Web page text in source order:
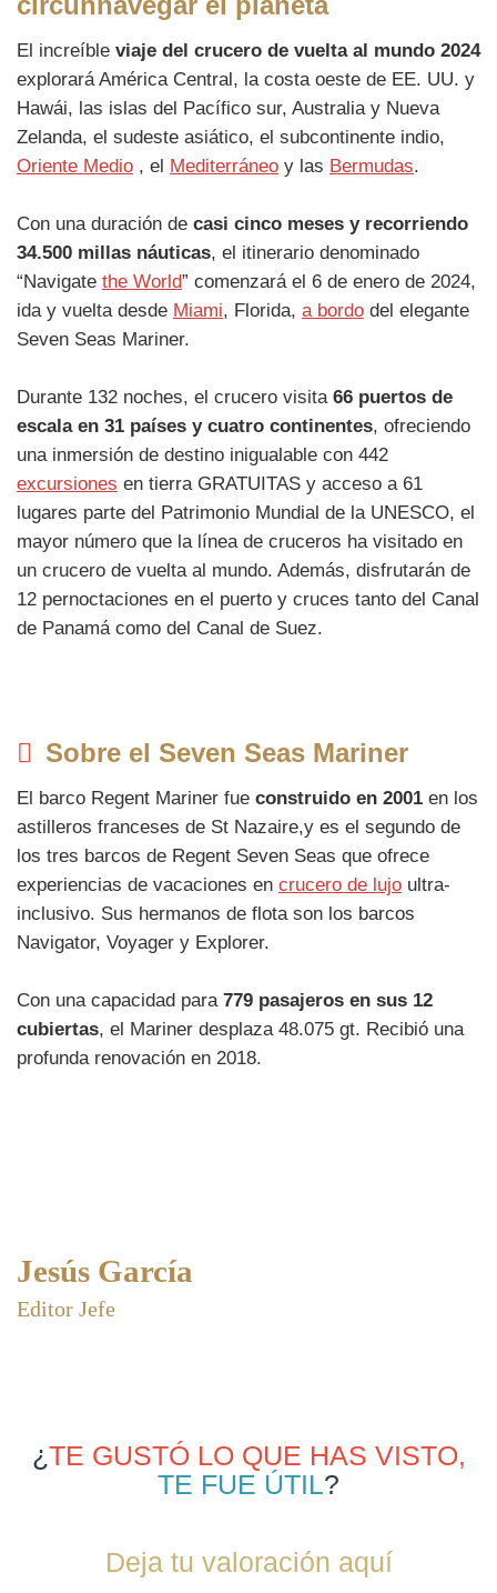
El increíble viaje del crucero de vuelta al mundo 2024
explorará América Central, la costa oeste de EE. UU. y
Hawái, las islas del Pacífico sur, Australia y Nueva
Zelanda, el sudeste asiático, el subcontinente indio,
Oriente Medio , el Mediterráneo y las Bermudas.
Con una duración de casi cinco meses y recorriendo
34.500 millas náuticas, el itinerario denominado
“Navigate the World” comenzará el 6 de enero de 2024,
ida y vuelta desde Miami, Florida, a bordo del elegante
Seven Seas Mariner.
Durante 132 noches, el crucero visita66 puertos de
escala en 31 países y cuatro continentes, ofreciendo
una inmersión de destino inigualable con 442
excursiones en tierra GRATUITAS y acceso a 61
lugares parte del Patrimonio Mundial de la UNESCO, el
mayor número que la línea de cruceros ha visitado en
un crucero de vuelta al mundo. Además, disfrutarán de
12 pernoctaciones en el puerto y cruces tanto del Canal
de Panamá como del Canal de Suez.
Sobre el Seven Seas Mariner
El barco Regent Mariner fue construido en 2001 en los
astilleros franceses de St Nazaire,y es el segundo de
los tres barcos de Regent Seven Seas que ofrece
experiencias de vacaciones en crucero de lujo ultra-
inclusivo. Sus hermanos de flota son los barcos
Navigator, Voyager y Explorer.
Con una capacidad para 779 pasajeros en sus 12
cubiertas, el Mariner desplaza 48.075 gt. Recibió una
profunda renovación en 2018.
Jesús García
Editor Jefe
¿TE GUSTÓ LO QUE HAS VISTO,
TE FUE ÚTIL?
Deja tu valoración aquí